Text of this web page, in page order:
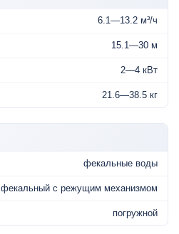
6.1—13.2 м³/ч
15.1—30 м
2—4 кВт
21.6—38.5 кг
фекальные воды
фекальный с режущим механизмом
погружной